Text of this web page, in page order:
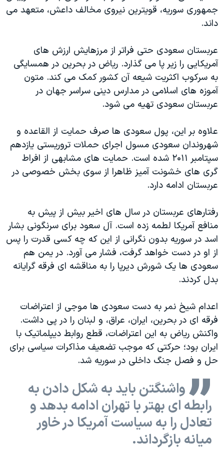
جمهوری سوریه، قویترین نیروی مخالف داعش، متعهد می
داند.
عربستان سعودی حتی فراتر از مرزهایش ارزش های
آمریکایی را زیر پا می گذارد. ریاض در بحرین در همسایگی
به سرکوب اکثریت شیعه آن کشور کمک می کند. متون
آموزه های اسلامی در مدارس دینی سراسر جهان در
عربستان سعودی تهیه می شود.
علاوه بر این، پول سعودی ها صرف حمایت از القاعده و
شهروندان سعودی مسول اجرای حملات تروریستی یازدهم
سپتامبر ۲۰۱۱ شده است. حمایت های مشابهی از افراط
گری های خشونت آمیز ظاهرا از سوی بخش خصوصی در
عربستان ادامه دارد.
رفتارهای عربستان در سال های اخیر بیش از پیش به
منافع آمریکا لطمه زده است. آل سعود برای سرنگونی بشار
اسد در سوریه بدون نگرانی از این که چه کسی قدرت را پس
از او در دست خواهد گرفت، فشار می آورد. در یمن هم
سعودی ها یک شورش دیرپا را به مناقشه ای فرقه گرایانه
بدل کردند.
اعدام شیخ نمر به دست سعودی ها موجی از اعتراضات
فرقه ای در بحرین، ایران، عراق، و لبنان را در پی داشت.
واکنش ریاض به این اعتراضات، قطع روابط دیپلماتیک با
ایران بود؛ حرکتی که موجب تضعیف مذاکرات سیاسی برای
حل و فصل جنگ داخلی در سوریه شد.
واشنگتن باید به شکل دادن به
رابطه ای بهتر با تهران ادامه بدهد و
تعادل را به سیاست آمریکا در خاور
میانه بازگرداند.